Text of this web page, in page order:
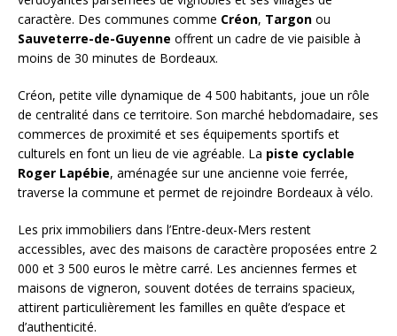
caractère. Des communes comme Créon, Targon ou
Sauveterre-de-Guyenne offrent un cadre de vie paisible à
moins de 30 minutes de Bordeaux.
Créon, petite ville dynamique de 4 500 habitants, joue un rôle
de centralité dans ce territoire. Son marché hebdomadaire, ses
commerces de proximité et ses équipements sportifs et
culturels en font un lieu de vie agréable. La piste cyclable
Roger Lapébie, aménagée sur une ancienne voie ferrée,
traverse la commune et permet de rejoindre Bordeaux à vélo.
Les prix immobiliers dans l’Entre-deux-Mers restent
accessibles, avec des maisons de caractère proposées entre 2
000 et 3 500 euros le mètre carré. Les anciennes fermes et
maisons de vigneron, souvent dotées de terrains spacieux,
attirent particulièrement les familles en quête d’espace et
d’authenticité.